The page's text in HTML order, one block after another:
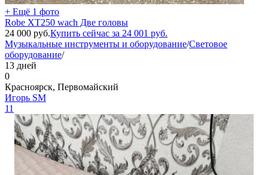
+ Ещё 1 фото
Robe XT250 wach Две головы
24 000 руб.Купить сейчас за 24 001 руб.
Музыкальные инструменты и оборудование/Световое
оборудование/
13 дней
0
Красноярск, Первомайский
Игорь SM
11